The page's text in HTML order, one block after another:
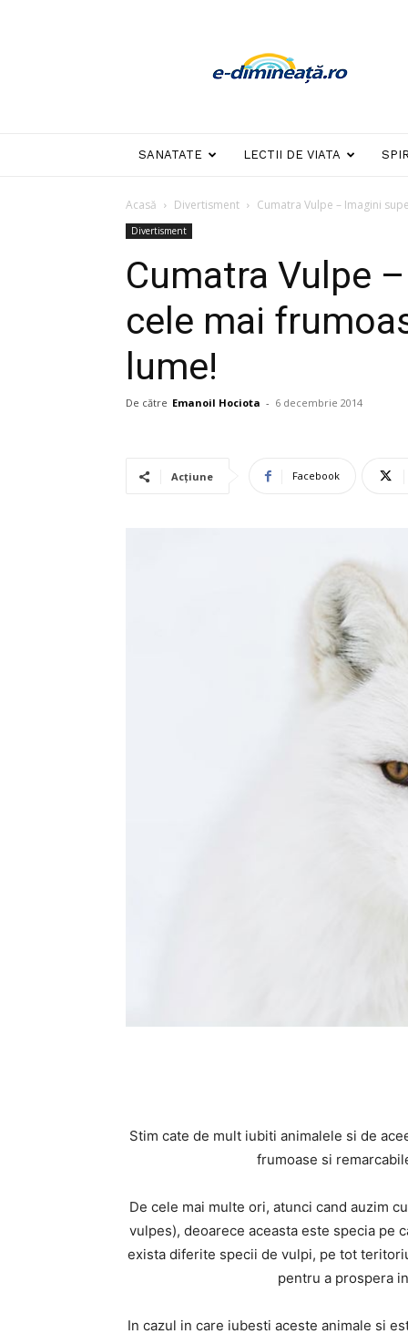
dimineata
SANATATE LECTII DE VIATA
Acasă Divertisment Cumatra Vulpe – Imagini
Divertisment
Cumatra Vulpe
cele mai
lume!
De către Emanoil Hociota - 6 decembrie 2014
Acțiune Facebook
Stim cate de mult iubiti animalele si de
frumoase si
De cele mai multe ori, atunci cand auzim
vulpes), deoarece aceasta este specia pe
exista diferite specii de vulpi, pe tot
pentru a prospera
In cazul in care iubesti aceste animale si